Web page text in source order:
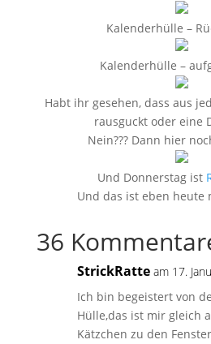
Kalenderhülle –
Kalenderhülle –
Habt ihr gesehen, dass aus
rausguckt oder eine
Nein??? Dann hier
Und Donnerstag ist
Und das ist eben heute
36
StrickRatte am 17.
Ich bin begeistert von
Hülle,das ist mir gleich
Kätzchen zu den